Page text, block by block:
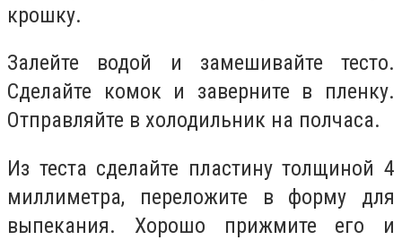
крошку.
Залейте водой и замешивайте тесто.
Сделайте комок и заверните в пленку.
Отправляйте в холодильник на полчаса.
Из теста сделайте пластину толщиной 4
миллиметра, переложите в форму для
выпекания. Хорошо прижмите его и